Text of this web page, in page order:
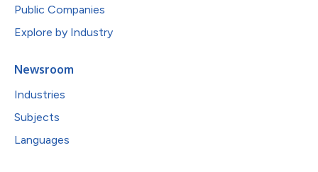
Public Companies
Explore by Industry
Newsroom
Industries
Subjects
Languages